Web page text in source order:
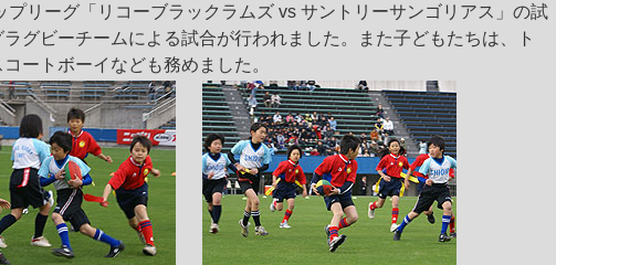
プリーグ「リコーブラックラムズ vs サントリーサンゴリアス」の試
グビーチームによる試合が行われました。また子どもたちは、ト
ートボーイなども務めました。